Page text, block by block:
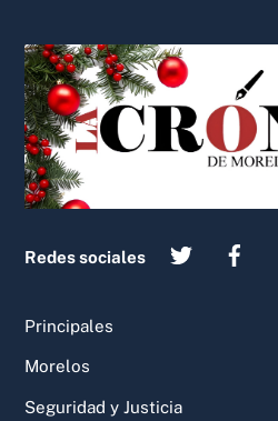
To
Top
Redes sociales
Principales
Morelos
Seguridad y Justicia